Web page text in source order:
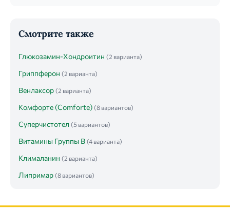
Смотрите также
Глюкозамин-Хондроитин (2 варианта)
Гриппферон (2 варианта)
Венлаксор (2 варианта)
Комфорте (Comforte) (8 вариантов)
Суперчистотел (5 вариантов)
Витамины Группы B (4 варианта)
Клималанин (2 варианта)
Липримар (8 вариантов)